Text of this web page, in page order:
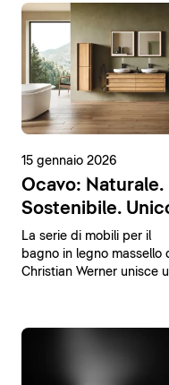
15 gennaio 2026
Ocavo: Naturale.
Sostenibile.
La serie di mobili per il
bagno in legno massello
Christian Werner unisce